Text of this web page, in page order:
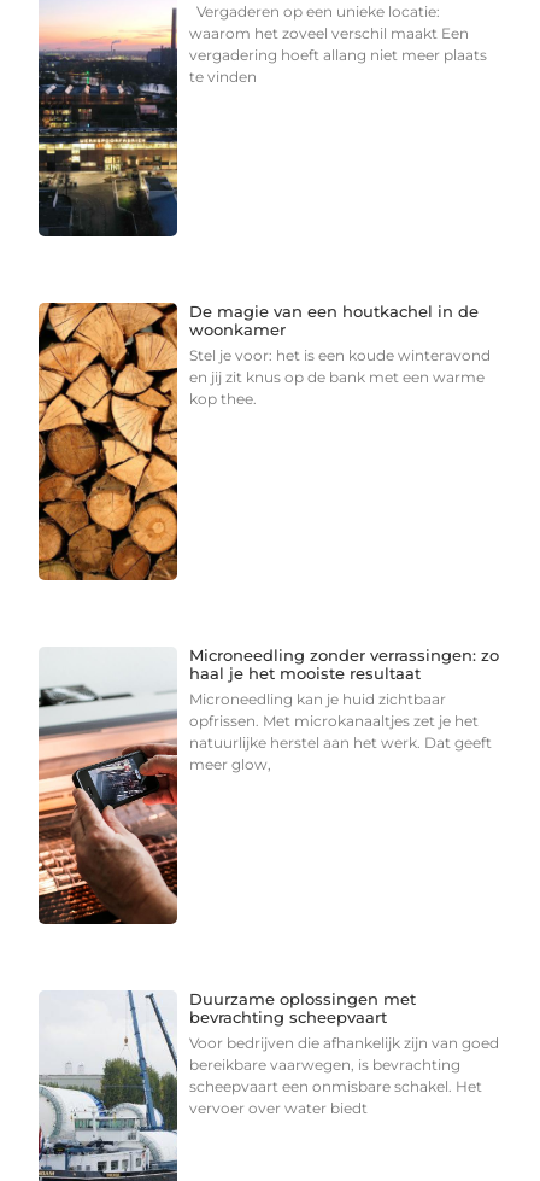
Vergaderen op een unieke locatie:
waarom het zoveel verschil maakt Een
vergadering hoeft allang niet meer plaats
te vinden
De magie van een houtkachel in de
woonkamer
Stel je voor: het is een koude winteravond
en jij zit knus op de bank met een warme
kop thee.
Microneedling zonder verrassingen: zo
haal je het mooiste resultaat
Microneedling kan je huid zichtbaar
opfrissen. Met microkanaaltjes zet je het
natuurlijke herstel aan het werk. Dat geeft
meer glow,
Duurzame oplossingen met
bevrachting scheepvaart
Voor bedrijven die afhankelijk zijn van goed
bereikbare vaarwegen, is bevrachting
scheepvaart een onmisbare schakel. Het
vervoer over water biedt